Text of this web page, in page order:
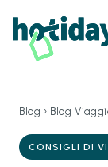
Blog › Blog
CONSIGLI DI